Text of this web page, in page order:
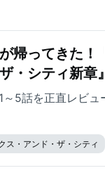
帰ってきた
・シティ新章
～5話を正直レビュ
ス・アンド・ザ・シティ